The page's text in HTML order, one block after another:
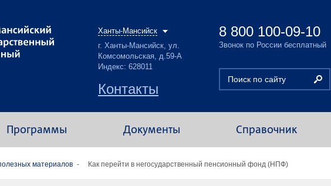
Ханты-Мансийск
г. Ханты-Мансийск, ул.
Комсомольская, д.59-А
Индекс: 628011
Контакты
8 800 100-09-10
Звонок по России бесплатный
Программы Документы Справочник
материалов Как перейти в негосударственный пенсионный фонд (НПФ)